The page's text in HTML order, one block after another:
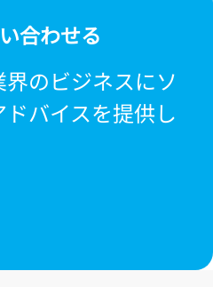
合わせる
のビジネスにソ
バイスを提供し